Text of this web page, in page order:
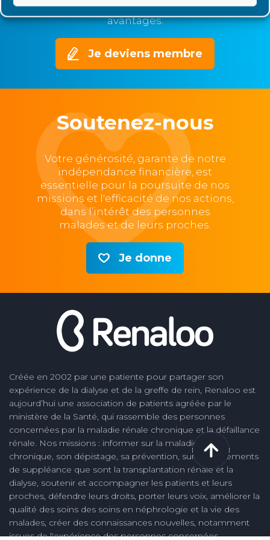
au forum et bénéficiez d’autres
avantages.
Je deviens membre
Soutenez-nous
Votre générosité, garante de notre
indépendance financière, est
essentielle pour la poursuite de nos
missions et l'efficacité de nos actions,
dans l’intérêt des personnes
malades et de leurs proches.
Je donne
Créée en 2002 par une patiente pour partager son
expérience de la dialyse et de la greffe de rein, Renaloo est
aujourd’hui une association de patients agréée par le
ministère de la Santé, qui rassemble des personnes
concernées par la maladie rénale chronique et la défaillance
rénale. Nos missions : informer sur la maladie rénale
chronique, son dépistage, sa prévention, sur les traitements
de suppléance que sont la transplantation rénale et la
dialyse, soutenir et accompagner les patients et leurs
proches, défendre leurs droits, porter leurs voix, améliorer la
qualité des soins des soins en néphrologie et la vie des
malades, créer des connaissances nouvelles, notamment
issues de l'expérience des personnes concernées.